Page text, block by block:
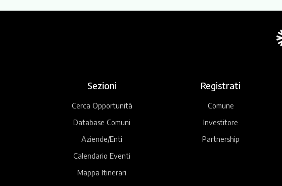
Sezioni
Cerca Opportunità
Database Comuni
Aziende/Enti
Calendario Eventi
Mappa Itinerari
Registrati
Comune
Investitore
Partnership